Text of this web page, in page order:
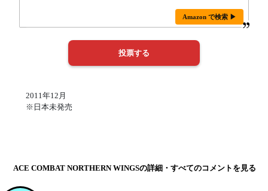
Amazon で検索 ▶
2011年12月
※日本未発売
ACE COMBAT NORTHERN WINGSの詳細・すべてのコメントを見る